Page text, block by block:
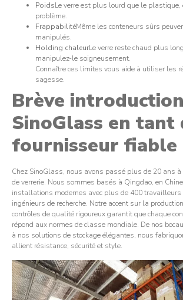
PoidsLe verre est plus lourd que le plastique,
problème.
FrappabilitéMême les conteneurs sûrs
manipulés.
Holding chaleurLe verre reste chaud plus
manipulez-le soigneusement.
Connaître ces limites vous aide à utiliser les
sagesse.
Brève
SinoGlass en tant
fournisseur fiable
Chez SinoGlass, nous avons passé plus de 20 ans
de verrerie. Nous sommes basés à Qingdao, en
installations modernes avec plus de 400
ingénieurs de recherche. Notre accent sur la
contrôles de qualité rigoureux garantit que chaque
répond aux normes de classe mondiale. De nos
à nos solutions de stockage élégantes, nous
allient résistance, sécurité et style.